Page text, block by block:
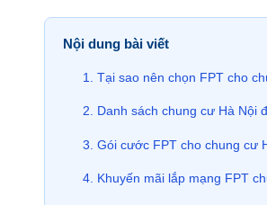
Nội dung bài viết
Tại sao nên chọn FPT cho
Danh sách chung cư Hà Nội
Gói cước FPT cho chung cư
Khuyến mãi lắp mạng FPT